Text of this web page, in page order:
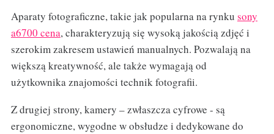
Aparaty fotograficzne, takie jak popularna na rynku sony
a6700 cena, charakteryzują się wysoką jakością zdjęć i
szerokim zakresem ustawień manualnych. Pozwalają na
większą kreatywność, ale także wymagają od
użytkownika znajomości technik fotografii.
Z drugiej strony, kamery – zwłaszcza cyfrowe - są
ergonomiczne, wygodne w obsłudze i dedykowane do